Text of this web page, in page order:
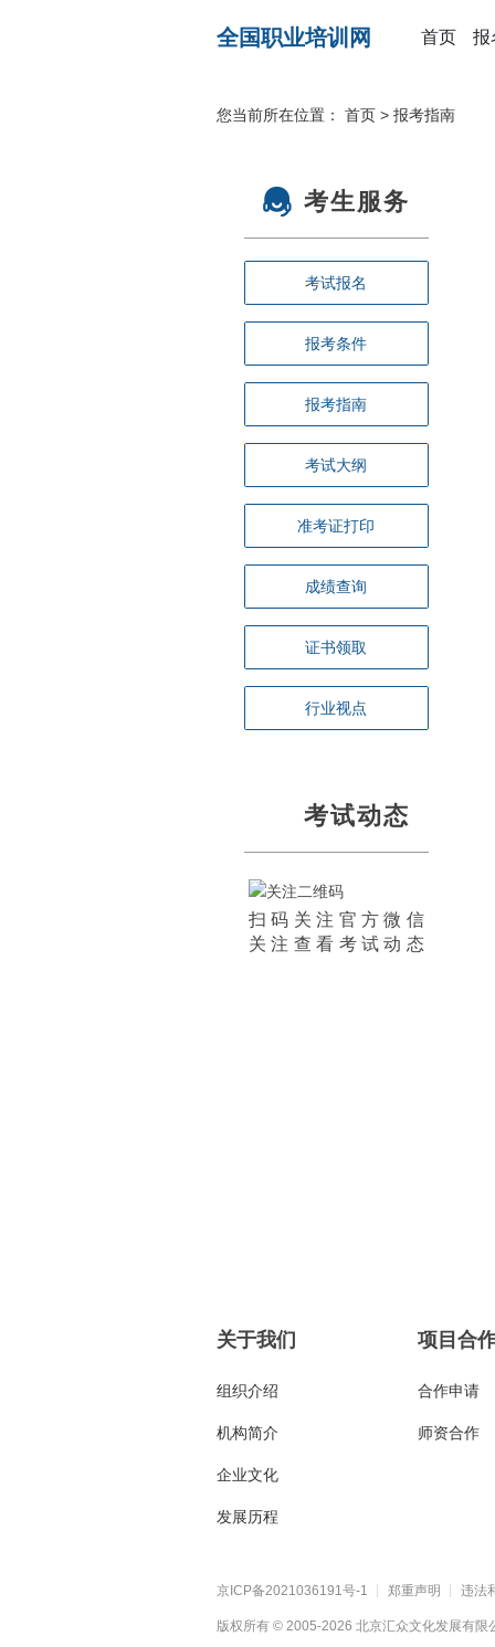
全国职业培训网 首页 报
您当前所在位置： 首页 > 报考指南
考生服务
考试报名
报考条件
报考指南
考试大纲
准考证打印
成绩查询
证书领取
行业视点
考试动态
扫码关注官方微信
关注查看考试动态
关于我们
组织介绍
机构简介
企业文化
发展历程
项目合
合作申请
师资合作
京ICP备2021036191号-1 ┊ 郑重声明 ┊ 违法
版权所有 © 2005-2026 北京汇众文化发展有限